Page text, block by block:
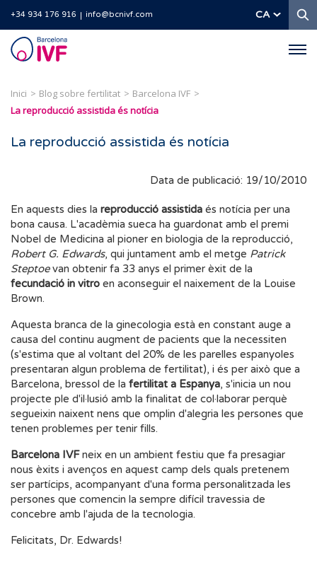
+34 934 176 916 info@bcnivf.com CA
Barcelona
IVF
Inici Blog sobre fertilitat
Barcelona IVF
La reproducció assistida és notícia
La reproducció assistida és notícia
Data de publicació: 19/10/2010
En aquests dies la reproducció assistida és notícia per una
bona causa. L'acadèmia sueca ha guardonat amb el premi
Nobel de Medicina al pioner en biologia de la reproducció,
Robert G. Edwards, qui juntament amb el metge Patrick
Steptoevan obtenir fa 33 anys el primer èxit de la
fecundació in vitro en aconseguir el naixement de la Louise
Brown.
Aquesta branca de la ginecologia està en constant auge a
causa del continu augment de pacients que la necessiten
(s'estima que al voltant del 20% de les parelles espanyoles
presentaran algun problema de fertilitat), i és per això que a
Barcelona, bressol de la fertilitat a Espanya, s'inicia un nou
projecte ple d'il·lusió amb la finalitat de col·laborar perquè
segueixin naixent nens que omplin d'alegria les persones que
tenen problemes per tenir fills.
Barcelona IVFneix en un ambient festiu que fa presagiar
nous èxits i avenços en aquest camp dels quals pretenem
ser partícips, acompanyant d'una forma personalitzada les
persones que comencin la sempre difícil travessia de
concebre amb l'ajuda de la tecnologia.
Felicitats, Dr. Edwards!